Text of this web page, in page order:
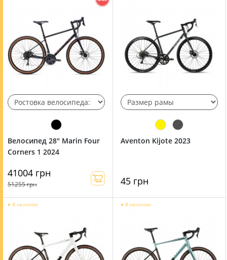
Велосипед 28" Marin Four
Corners 1 2024
41004 грн
51255 грн
Aventon Kijote 2023
45 грн
● В наличии ● В наличии